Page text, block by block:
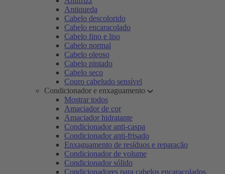
Antiqueda
Cabelo descolorido
Cabelo encaracolado
Cabelo fino e liso
Cabelo normal
Cabelo oleoso
Cabelo pintado
Cabelo seco
Couro cabeludo sensível
Condicionador e enxaguamento
Mostrar todos
Amaciador de cor
Amaciador hidratante
Condicionador anti-caspa
Condicionador anti-frisado
Enxaguamento de resíduos e reparação
Condicionador de volume
Condicionador sólido
Condicionadores para cabelos encaracolados